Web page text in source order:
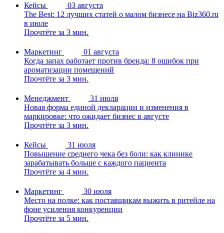
Кейсы
03 августа
The Best: 12 лучших статей о малом бизнесе на Biz360.ru
в июле
Прочтёте за 3 мин.
Маркетинг
01 августа
Когда запах работает против бренда: 8 ошибок при
ароматизации помещений
Прочтёте за 3 мин.
Менеджмент
31 июля
Новая форма единой декларации и изменения в
маркировке: что ожидает бизнес в августе
Прочтёте за 3 мин.
Кейсы
31 июля
Повышение среднего чека без боли: как клинике
зарабатывать больше с каждого пациента
Прочтёте за 4 мин.
Маркетинг
30 июля
Место на полке: как поставщикам выжить в ритейле на
фоне усиления конкуренции
Прочтёте за 5 мин.